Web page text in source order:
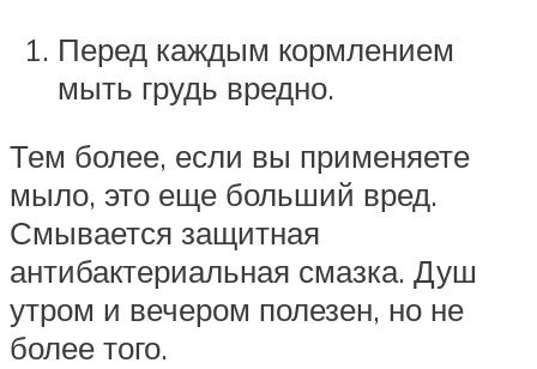
Перед каждым кормлением
мыть грудь вредно.
Тем более, если вы применяете
мыло, это еще больший вред.
Смывается защитная
антибактериальная смазка. Душ
утром и вечером полезен, но не
более того.